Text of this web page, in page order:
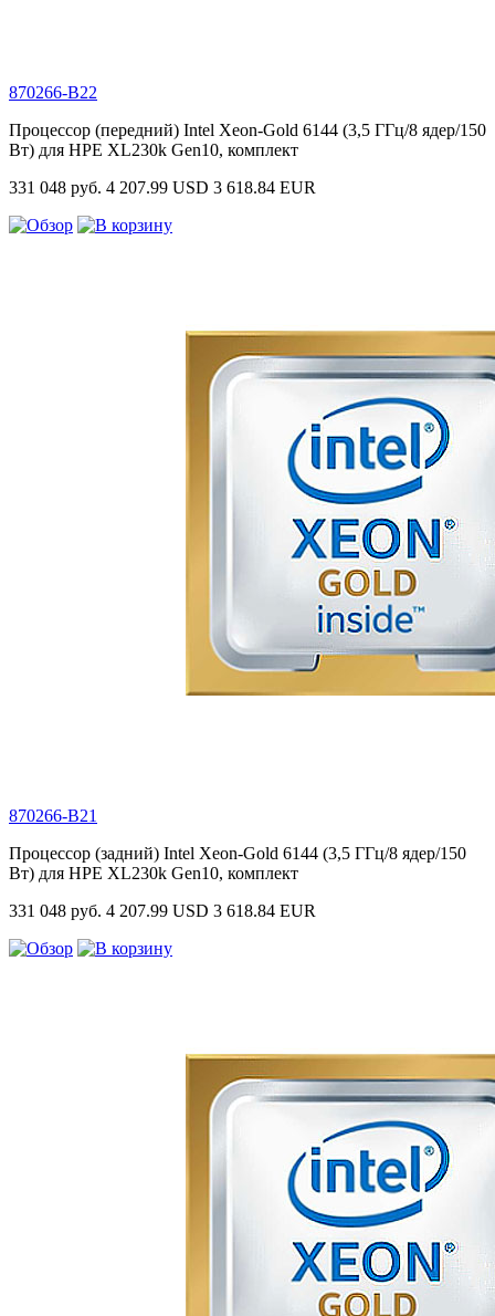
870266-B22
Процессор (передний) Intel Xeon-Gold 6144 (3,5 ГГц/8 ядер/150
Вт) для HPE XL230k Gen10, комплект
331 048 руб. 4 207.99 USD 3 618.84 EUR
870266-B21
Процессор (задний) Intel Xeon-Gold 6144 (3,5 ГГц/8 ядер/150
Вт) для HPE XL230k Gen10, комплект
331 048 руб. 4 207.99 USD 3 618.84 EUR